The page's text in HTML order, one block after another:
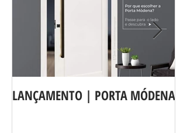
LANÇAMENTO | PORTA MÓDENA